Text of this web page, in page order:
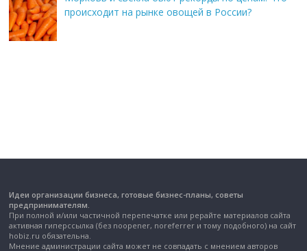
происходит на рынке овощей в России?
Идеи организации бизнеса, готовые бизнес-планы, советы
предпринимателям.
При полной и/или частичной перепечатке или рерайте материалов сайта
активная гиперссылка (без noopener, noreferrer и тому подобного) на сайт
hobiz.ru обязательна.
Мнение администрации сайта может не совпадать с мнением авторов